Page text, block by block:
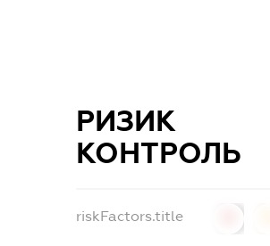
РИЗИК
КОНТРОЛЬ
riskFactors.title